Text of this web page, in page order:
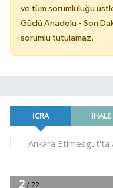
ve tüm sorumluluğu
Güçlü Anadolu - Son
sorumlu tutulamaz.